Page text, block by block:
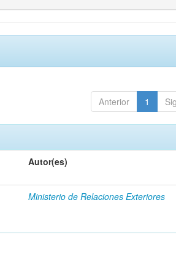
Anterior 1
Autor(es)
Ministerio de Relaciones Exteriores